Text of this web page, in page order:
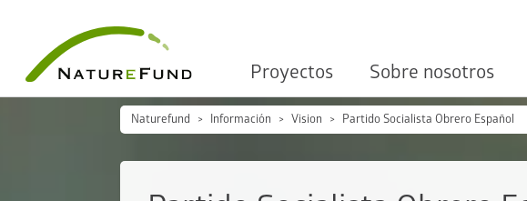
Proyectos Sobre nosotros
Naturefund Información Vision Partido Socialista Obrero Español